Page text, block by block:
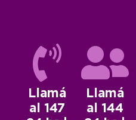
Llamá
al 147
Llamá
al 144